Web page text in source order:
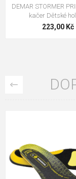
DEMAR STORMER
kačer Dětské
223,00 Kč